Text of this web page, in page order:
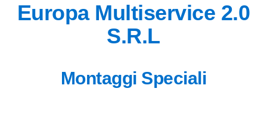
Europa Multiservice 2.0
S.R.L
Montaggi Speciali